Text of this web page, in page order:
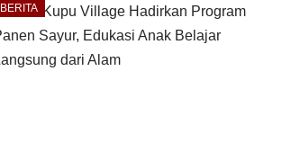
BERITA